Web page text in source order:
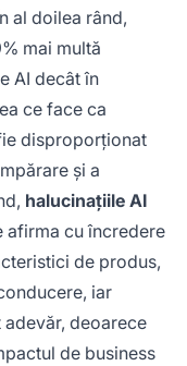
al doilea rând,
mai multă
AI decât în
ce face ca
disproporționat
și a
halucinațiile AI
afirma cu încredere
de produs,
iar
deoarece
de business